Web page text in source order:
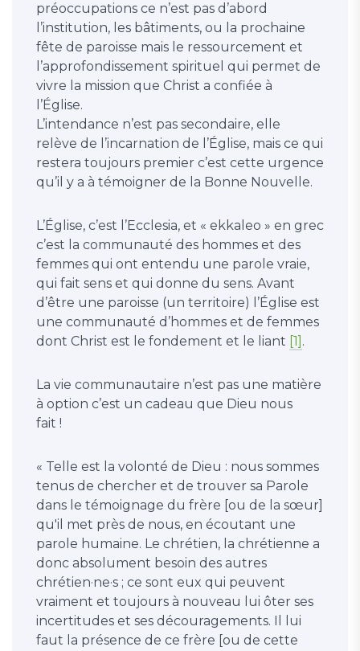
préoccupations ce n’est pas d’abord
l’institution, les bâtiments, ou la prochaine
fête de paroisse mais le ressourcement et
l’approfondissement spirituel qui permet de
vivre la mission que Christ a confiée à
l’Église.
L’intendance n’est pas secondaire, elle
relève de l’incarnation de l’Église, mais ce qui
restera toujours premier c’est cette urgence
qu’il y a à témoigner de la Bonne Nouvelle.
L’Église, c’est l’Ecclesia, et « ekkaleo » en grec
c’est la communauté des hommes et des
femmes qui ont entendu une parole vraie,
qui fait sens et qui donne du sens. Avant
d’être une paroisse (un territoire) l’Église est
une communauté d’hommes et de femmes
dont Christ est le fondement et le liant [1] .
La vie communautaire n’est pas une matière
à option c’est un cadeau que Dieu nous
fait !
« Telle est la volonté de Dieu : nous sommes
tenus de chercher et de trouver sa Parole
dans le témoignage du frère [ou de la sœur]
qu'il met près de nous, en écoutant une
parole humaine. Le chrétien, la chrétienne a
donc absolument besoin des autres
chrétien·ne·s ; ce sont eux qui peuvent
vraiment et toujours à nouveau lui ôter ses
incertitudes et ses découragements. Il lui
faut la présence de ce frère [ou de cette